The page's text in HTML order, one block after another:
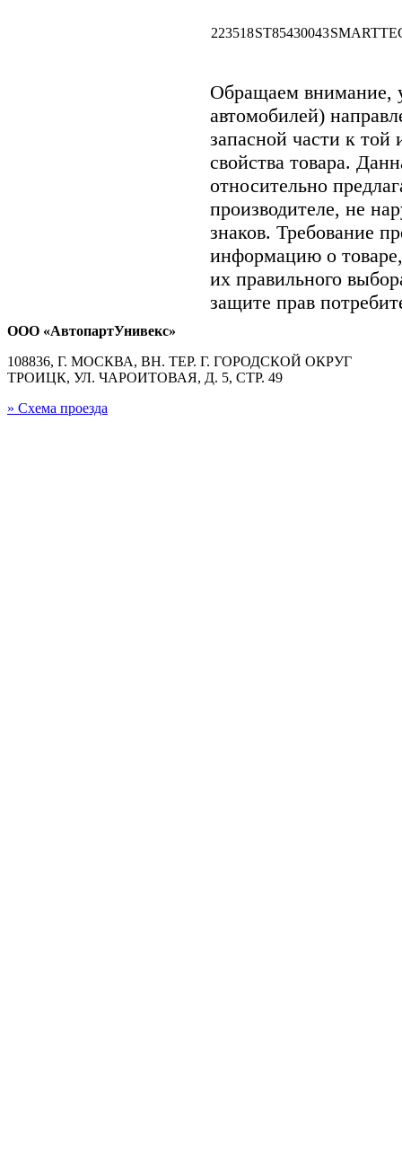
223518ST85430043
Обращаем
автомобилей)
запасной части к той
свойства товара.
относительно
производителе, не
знаков. Требование
информацию о
их правильного
защите прав
ООО «АвтопартУнивекс»
108836, Г. МОСКВА, ВН. ТЕР. Г. ГОРОДСКОЙ ОКРУГ
ТРОИЦК, УЛ. ЧАРОИТОВАЯ, Д. 5, СТР. 49
» Схема проезда